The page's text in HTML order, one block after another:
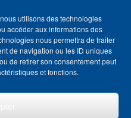
utilisons des technologies
accéder aux informations des
nous permettra de traiter
de navigation ou les ID uniques
de retirer son consentement peut
et fonctions.